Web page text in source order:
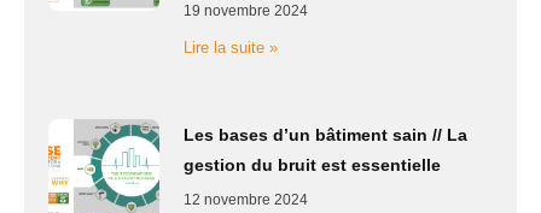
19 novembre 2024
Lire la suite »
Les bases d’un bâtiment sain // La
gestion du bruit est essentielle
12 novembre 2024